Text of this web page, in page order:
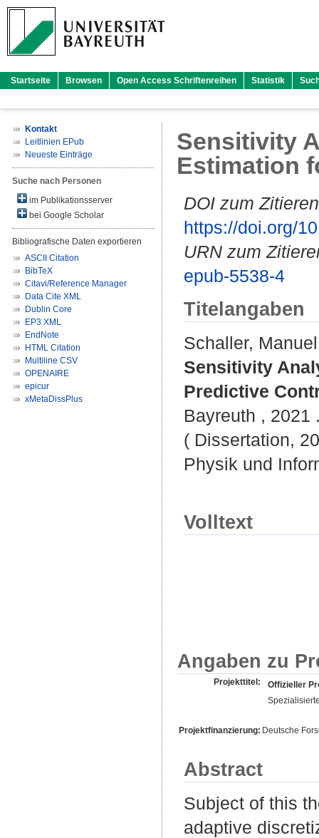
Startseite Browsen Open Access Schriftenreihen Statistik
Kontakt
Leitlinien EPub
Neueste Einträge
Suche nach Personen
im Publikationsserver
bei Google Scholar
Bibliografische Daten exportieren
ASCII Citation
BibTeX
Citavi/Reference Manager
Data Cite XML
Dublin Core
EP3 XML
EndNote
HTML Citation
Multiline CSV
OPENAIRE
epicur
xMetaDissPlus
Sensitivity
Estimation
DOI zum
https://doi.org/
URN zum
epub-5538-4
Titelangaben
Schaller, Manuel
Sensitivity
Predictive
Bayreuth , 2021
( Dissertation,
Physik und
Volltext
Angaben zu
Projekttitel:
Offizieller
Projektfinanzierung: Deutsche
Abstract
Subject of this
adaptive